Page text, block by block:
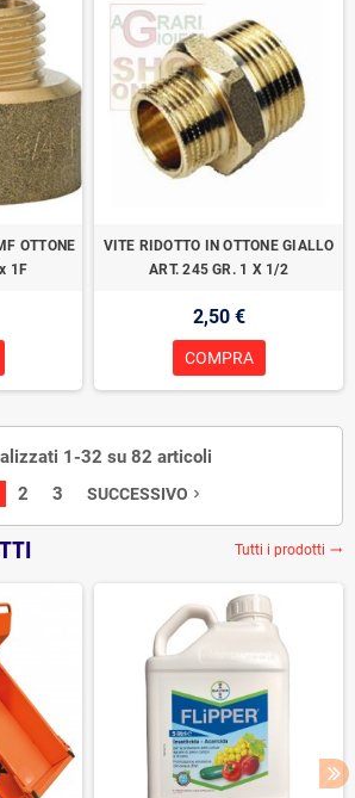
OTTONE
1F
VITE RIDOTTO IN OTTONE GIALLO
ART. 245 GR. 1 X 1/2
2,50 €
COMPRA
1-32 su 82 articoli
2 3 SUCCESSIVO navigate_next
Tutti i prodotti trending_flat